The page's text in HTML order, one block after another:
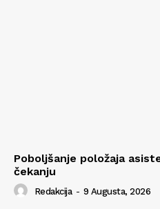
Poboljšanje položaja
čekanju
Redakcija - 9 Augusta, 2026